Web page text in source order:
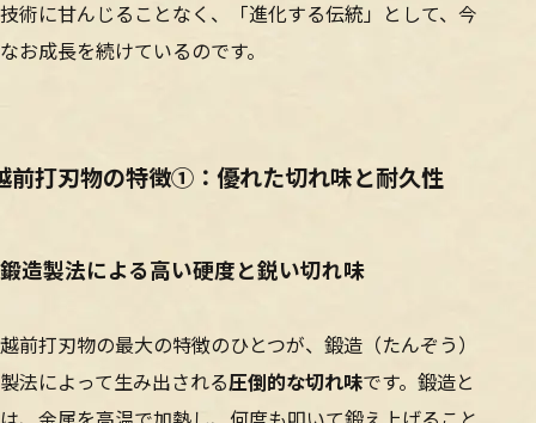
技術に甘んじることなく、「進化する伝統」として、今
なお成長を続けているのです。
前打刃物の特徴①：優れた切れ味と耐久性
鍛造製法による高い硬度と鋭い切れ味
越前打刃物の最大の特徴のひとつが、鍛造（たんぞう）
製法によって生み出される圧倒的な切れ味です。鍛造と